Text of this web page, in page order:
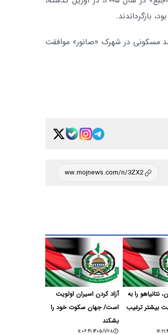
بازگرداندند.
صهیونیستی ۲۹ آوریل با طرح احداث ۱۲۶ واحد مسکونی در شهرک «صانور» موافقت
را به
بیشتر ترغیب
آزاد کردن اسیران اولویت
است/ جهان سکوت خود را
بشکند
۱۴۰۵/۱/۲۸ ۱۱:۰۶:۴۱